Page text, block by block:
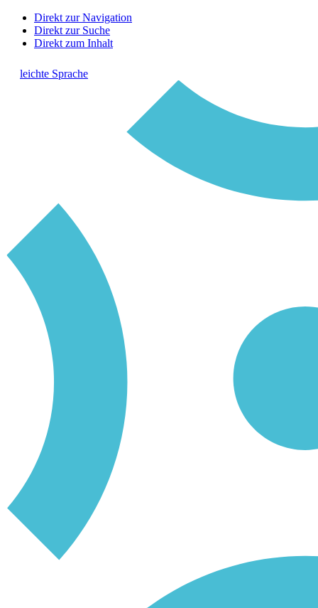
Direkt zur Navigation
Direkt zur Suche
Direkt zum Inhalt
leichte Sprache